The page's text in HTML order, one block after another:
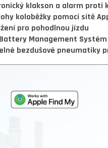
klakson a alarm proti
koloběžky pomocí sítě
pro pohodlnou jízdu
Management
bezdušové pneumatiky